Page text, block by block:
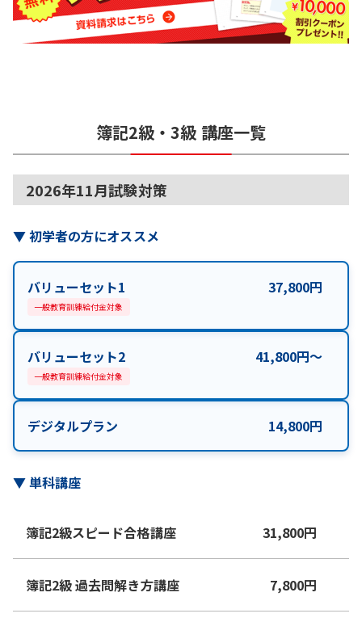
簿記2級・3級 講座一覧
2026年11月試験対策
▼初学者の方にオススメ
バリューセット1 37,800円
一般教育訓練給付金対象
バリューセット2 41,800円〜
一般教育訓練給付金対象
デジタルプラン 14,800円
▼単科講座
簿記2級スピード合格講座 31,800円
簿記2級 過去問解き方講座 7,800円